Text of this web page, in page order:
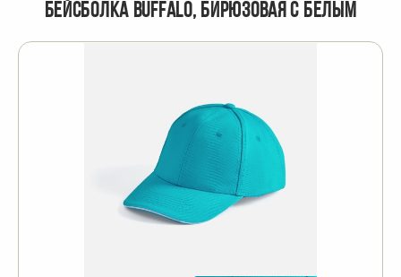
БЕЙСБОЛКА BUFFALO, БИРЮЗОВАЯ С БЕЛЫМ